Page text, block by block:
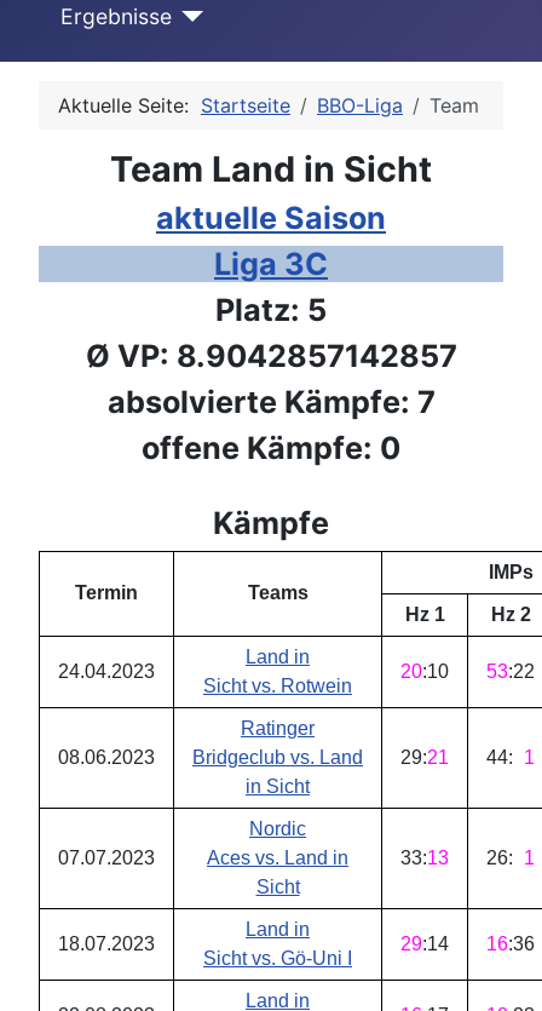
Ergebnisse
Aktuelle Seite: Startseite BBO-Liga Team
Team Land in Sicht
aktuelle Saison
Liga 3C
Platz: 5
Ø VP: 8.9042857142857
absolvierte Kämpfe: 7
offene Kämpfe: 0
Kämpfe
Termin Teams
IMPs
Hz 1 Hz 2
24.04.2023
Land in
Sicht vs. Rotwein
20:10 53:22
08.06.2023
Ratinger
Bridgeclub vs. Land
in Sicht
29:21 44: 1
07.07.2023
Nordic
Aces vs. Land in
Sicht
33:13 26: 1
18.07.2023
Land in
Sicht vs. Gö-Uni I
29:14 16:36
Land in